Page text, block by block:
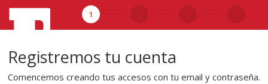
Registremos tu cuenta
Comencemos creando tus accesos con tu email y contraseña.
1